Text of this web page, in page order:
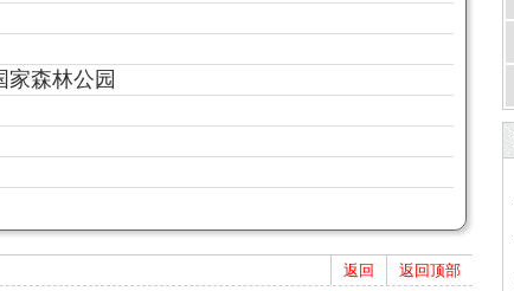
家森林公园
返回顶部
返回